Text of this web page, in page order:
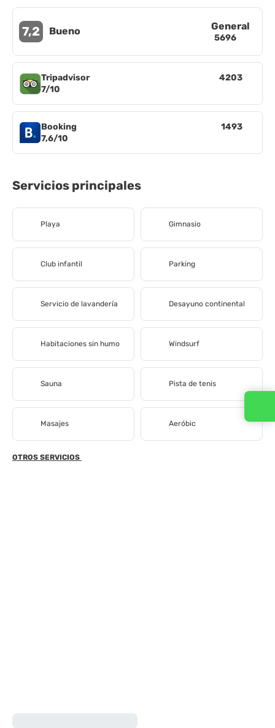
7,2 Bueno General
5696
Tripadvisor
7/10
4203
Booking
7,6/10
1493
Servicios principales
Playa Gimnasio
Club infantil Parking
Servicio de lavandería Desayuno continental
Habitaciones sin humo Windsurf
Sauna Pista de tenis
Masajes Aeróbic
OTROS SERVICIOS